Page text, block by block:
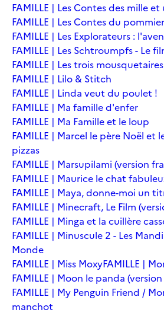
FAMILLE | Les Contes des mille
FAMILLE | Les Contes du pommier
FAMILLE | Les Explorateurs :
FAMILLE | Les Schtroumpfs - Le
FAMILLE | Les trois
FAMILLE | Lilo & Stitch
FAMILLE | Linda veut du poulet !
FAMILLE | Ma famille d'enfer
FAMILLE | Ma Famille et le loup
FAMILLE | Marcel le père Noël et
pizzas
FAMILLE | Marsupilami (version
FAMILLE | Maurice le chat
FAMILLE | Maya, donne-moi un
FAMILLE | Minecraft, Le Film
FAMILLE | Minga et la cuillère
FAMILLE | Minuscule 2 - Les
Monde
FAMILLE | Miss MoxyFAMILLE |
FAMILLE | Moon le panda
FAMILLE | My Penguin Friend /
manchot